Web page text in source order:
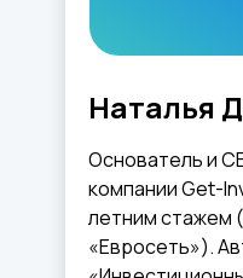
Основатель и
компании Get-
летним стажем
«Евросеть»).
Наталья